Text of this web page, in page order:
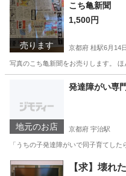
売ります
こち亀新聞
1,500円
京都府 桂駅6月14日
写真のこち亀新聞をお売りします。
桂駅 本/
こち亀
地元のお店
発達障がい専
京都府 宇治駅
「うちの子発達障がいで同子育てし
京都 宇治市 宇治駅 その
【求】壊れ